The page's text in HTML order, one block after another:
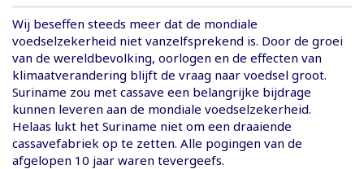
Wij beseffen steeds meer dat de mondiale
voedselzekerheid niet vanzelfsprekend is. Door de groei
van de wereldbevolking, oorlogen en de effecten van
klimaatverandering blijft de vraag naar voedsel groot.
Suriname zou met cassave een belangrijke bijdrage
kunnen leveren aan de mondiale voedselzekerheid.
Helaas lukt het Suriname niet om een draaiende
cassavefabriek op te zetten. Alle pogingen van de
afgelopen 10 jaar waren tevergeefs.